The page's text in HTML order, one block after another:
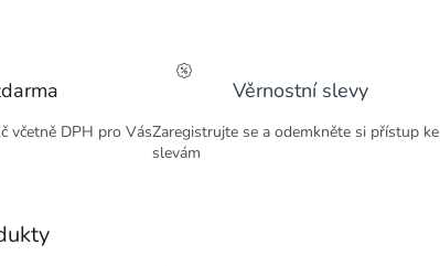
včetně DPH pro Vás
Věrnostní slevy
Zaregistrujte se a odemkněte si přístup ke
slevám